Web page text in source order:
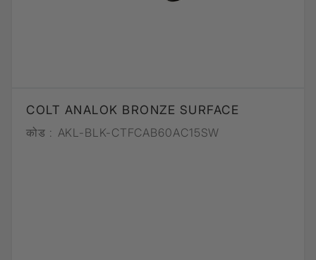
COLT ANALOK BRONZE SURFACE
कोड : AKL-BLK-CTFCAB60AC15SW